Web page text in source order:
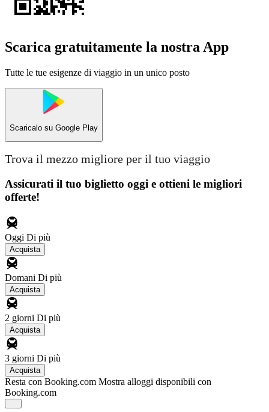
Scarica gratuitamente la nostra App
Tutte le tue esigenze di viaggio in un unico posto
Scaricalo su Google Play
Trova il mezzo migliore per il tuo viaggio
Assicurati il ​​tuo biglietto oggi e ottieni le migliori
offerte!
Oggi Di più
Acquista
Domani Di più
Acquista
2 giorni Di più
Acquista
3 giorni Di più
Acquista
Resta con Booking.com Mostra alloggi disponibili con
Booking.com